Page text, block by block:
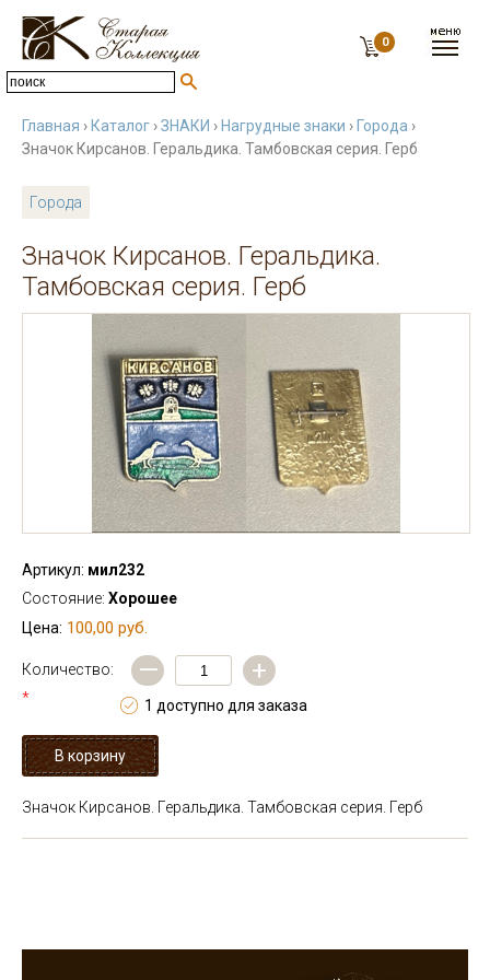
0
Главная › Каталог ›ЗНАКИ › Нагрудные знаки › Города ›
Значок Кирсанов. Геральдика. Тамбовская серия. Герб
Города
Значок Кирсанов. Геральдика.
Тамбовская серия. Герб
Артикул: мил232
Состояние: Хорошее
Цена: 100,00 руб.
Количество:
*
— +
1 доступно для заказа
Значок Кирсанов. Геральдика. Тамбовская серия. Герб